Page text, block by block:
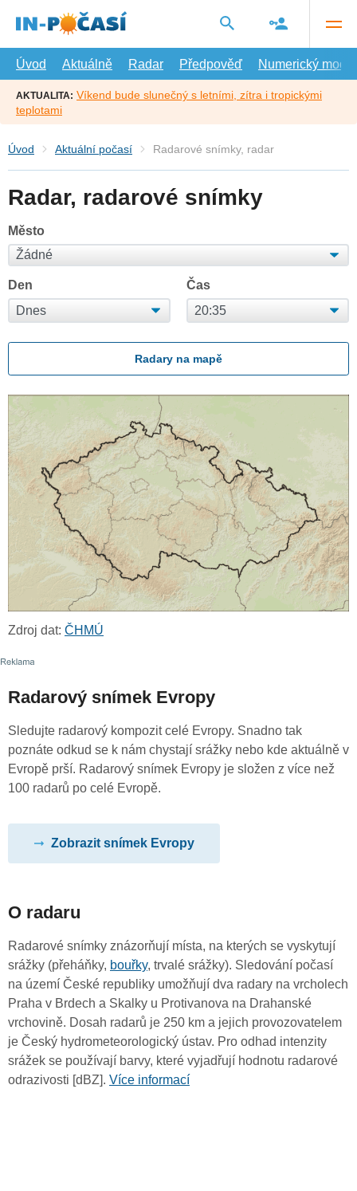
hlavní
Úvod
Aktuálně Radar Předpověď Numerický model
AKTUALITA: Víkend bude slunečný s letními, zítra i tropickými
teplotami
Úvod Aktuální počasí Radarové snímky, radar
Radar, radarové snímky
Město
Den Čas
Radary na mapě
Zdroj dat: ČHMÚ
Radarový snímek Evropy
Sledujte radarový kompozit celé Evropy. Snadno tak
poznáte odkud se k nám chystají srážky nebo kde aktuálně v
Evropě prší. Radarový snímek Evropy je složen z více než
100 radarů po celé Evropě.
Zobrazit snímek Evropy
O radaru
Radarové snímky znázorňují místa, na kterých se vyskytují
srážky (přeháňky, bouřky, trvalé srážky). Sledování počasí
na území České republiky umožňují dva radary na vrcholech
Praha v Brdech a Skalky u Protivanova na Drahanské
vrchovině. Dosah radarů je 250 km a jejich provozovatelem
je Český hydrometeorologický ústav. Pro odhad intenzity
srážek se používají barvy, které vyjadřují hodnotu radarové
odrazivosti [dBZ]. Více informací